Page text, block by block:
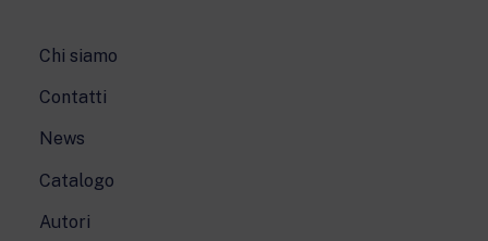
Chi siamo
Contatti
News
Catalogo
Autori